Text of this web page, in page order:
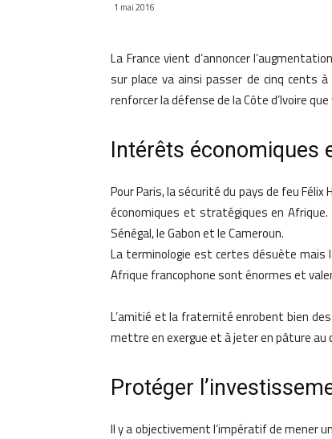
1 mai 2016
La France vient d’annoncer
sur place va ainsi passer de cinq cents
renforcer la défense de la Côte d’Ivoire
Intérêts économiques
Pour Paris, la sécurité du pays de feu
économiques et stratégiques en
Sénégal, le Gabon et le Cameroun.
La terminologie est certes désuète mais
Afrique francophone sont énormes et
L’amitié et la fraternité enrobent bien
mettre en exergue et à jeter en pâture au
Protéger
Il y a objectivement l’impératif de